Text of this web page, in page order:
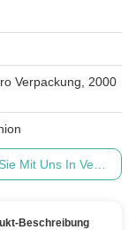
Verpackung, 2000
Mit Uns In
Beschreibung